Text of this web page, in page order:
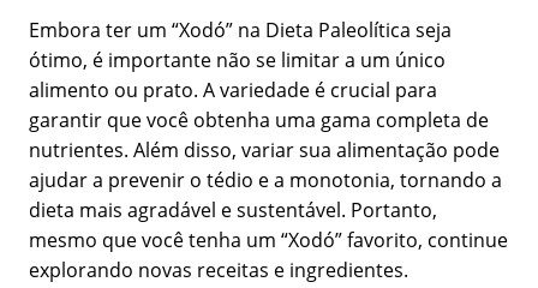
Embora ter um “Xodó” na Dieta Paleolítica seja
ótimo, é importante não se limitar a um único
alimento ou prato. A variedade é crucial para
garantir que você obtenha uma gama completa de
nutrientes. Além disso, variar sua alimentação pode
ajudar a prevenir o tédio e a monotonia, tornando a
dieta mais agradável e sustentável. Portanto,
mesmo que você tenha um “Xodó” favorito, continue
explorando novas receitas e ingredientes.